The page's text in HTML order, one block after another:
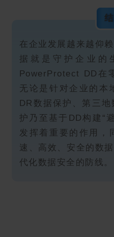
在企业发展越来越仰
据就是守护企业的
PowerProtect DD在
无论是针对企业的本
DR数据保护、第三
护乃至基于DD构建“
发挥着重要的作用，
速、高效、安全的数
代化数据安全的防线。